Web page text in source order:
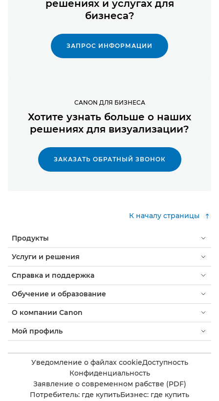
решениях и услугах для
бизнеса?
ЗАПРОС ИНФОРМАЦИИ
CANON ДЛЯ БИЗНЕСА
Хотите узнать больше о наших
решениях для визуализации?
ЗАКАЗАТЬ ОБРАТНЫЙ ЗВОНОК
К началу страницы
Продукты
Услуги и решения
Справка и поддержка
Обучение и образование
О компании Canon
Мой профиль
Уведомление о файлах cookieДоступность
Конфиденциальность
Заявление о современном рабстве (PDF)
Потребитель: где купитьБизнес: где купить